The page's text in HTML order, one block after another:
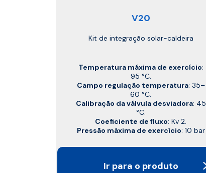
V20
Kit de integração solar-caldeira
Temperatura máxima de exercício:
95 °C.
Campo regulação temperatura: 35–
60 °C.
Calibração da válvula desviadora: 45
°C.
Coeficiente de fluxo: Kv 2.
Pressão máxima de exercício: 10 bar
Ir para o produto